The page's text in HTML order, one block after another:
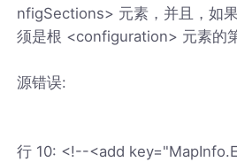
nfigSections> 元素，并且，如
须是根 <configuration> 元素的
源错误:
行 10: <!--<add